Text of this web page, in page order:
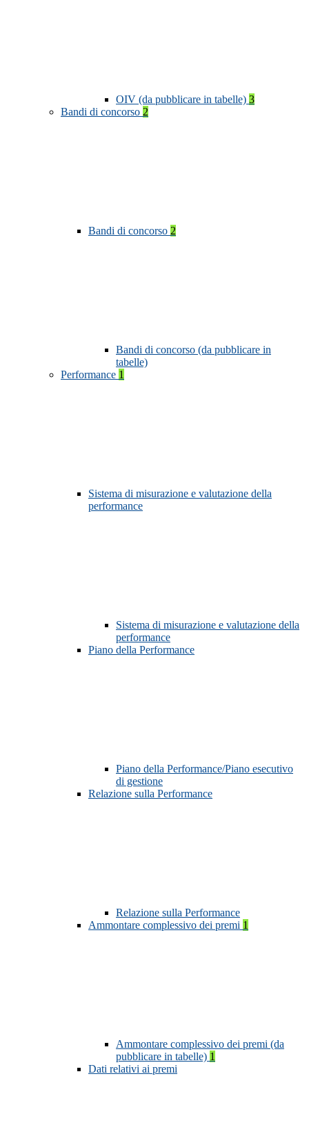
OIV (da pubblicare in tabelle) 3
Bandi di concorso 2
Bandi di concorso 2
Bandi di concorso (da pubblicare in
tabelle)
Performance 1
Sistema di misurazione e valutazione della
performance
Sistema di misurazione e valutazione della
performance
Piano della Performance
Piano della Performance/Piano esecutivo
di gestione
Relazione sulla Performance
Relazione sulla Performance
Ammontare complessivo dei premi 1
Ammontare complessivo dei premi (da
pubblicare in tabelle) 1
Dati relativi ai premi